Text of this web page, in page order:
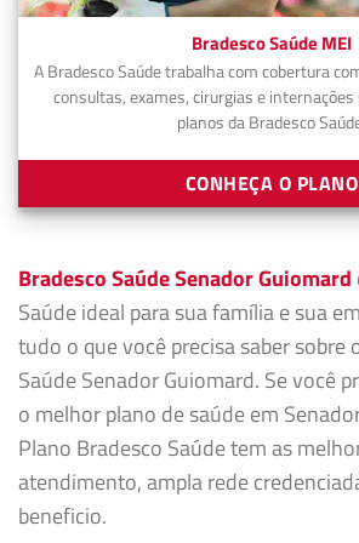
Bradesco Saúde MEI
A Bradesco Saúde trabalha com cobertura
consultas, exames, cirurgias e internações
planos da Bradesco
CONHEÇA O PLANO
Bradesco Saúde Senador Guiomard
Saúde ideal para sua família e sua
tudo o que você precisa saber sobre
Saúde Senador Guiomard. Se você
o melhor plano de saúde em
Plano Bradesco Saúde tem as
atendimento, ampla rede
beneficio.